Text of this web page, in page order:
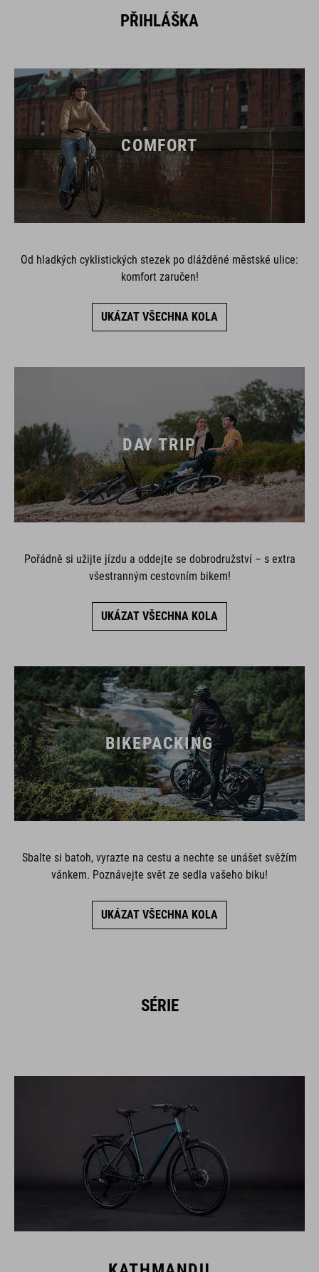
PŘIHLÁŠKA
COMFORT
Od hladkých cyklistických stezek po dlážděné městské ulice:
komfort zaručen!
UKÁZAT VŠECHNA KOLA
DAY TRIP
Pořádně si užijte jízdu a oddejte se dobrodružství – s extra
všestranným cestovním bikem!
UKÁZAT VŠECHNA KOLA
BIKEPACKING
Sbalte si batoh, vyrazte na cestu a nechte se unášet svěžím
vánkem. Poznávejte svět ze sedla vašeho biku!
UKÁZAT VŠECHNA KOLA
SÉRIE
KATHMANDU